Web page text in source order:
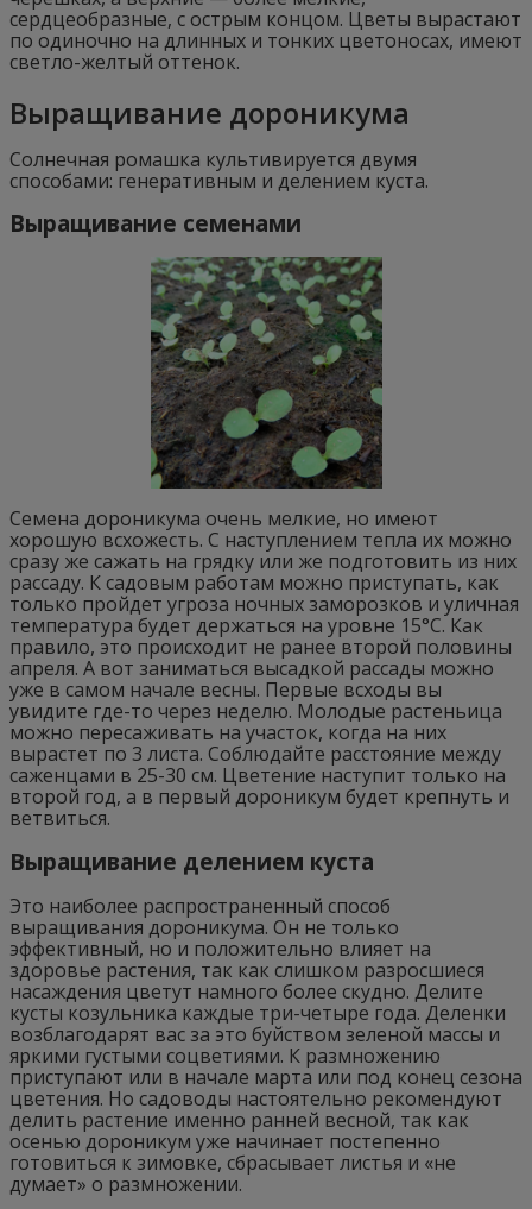
сердцеобразные, с острым концом. Цветы вырастают
по одиночно на длинных и тонких цветоносах, имеют
светло-желтый оттенок.
Выращивание дороникума
Солнечная ромашка культивируется двумя
способами: генеративным и делением куста.
Выращивание семенами
Семена дороникума очень мелкие, но имеют
хорошую всхожесть. С наступлением тепла их можно
сразу же сажать на грядку или же подготовить из них
рассаду. К садовым работам можно приступать, как
только пройдет угроза ночных заморозков и уличная
температура будет держаться на уровне 15°C. Как
правило, это происходит не ранее второй половины
апреля. А вот заниматься высадкой рассады можно
уже в самом начале весны. Первые всходы вы
увидите где-то через неделю. Молодые растеньица
можно пересаживать на участок, когда на них
вырастет по 3 листа. Соблюдайте расстояние между
саженцами в 25-30 см. Цветение наступит только на
второй год, а в первый дороникум будет крепнуть и
ветвиться.
Выращивание делением куста
Это наиболее распространенный способ
выращивания дороникума. Он не только
эффективный, но и положительно влияет на
здоровье растения, так как слишком разросшиеся
насаждения цветут намного более скудно. Делите
кусты козульника каждые три-четыре года. Деленки
возблагодарят вас за это буйством зеленой массы и
яркими густыми соцветиями. К размножению
приступают или в начале марта или под конец сезона
цветения. Но садоводы настоятельно рекомендуют
делить растение именно ранней весной, так как
осенью дороникум уже начинает постепенно
готовиться к зимовке, сбрасывает листья и «не
думает» о размножении.